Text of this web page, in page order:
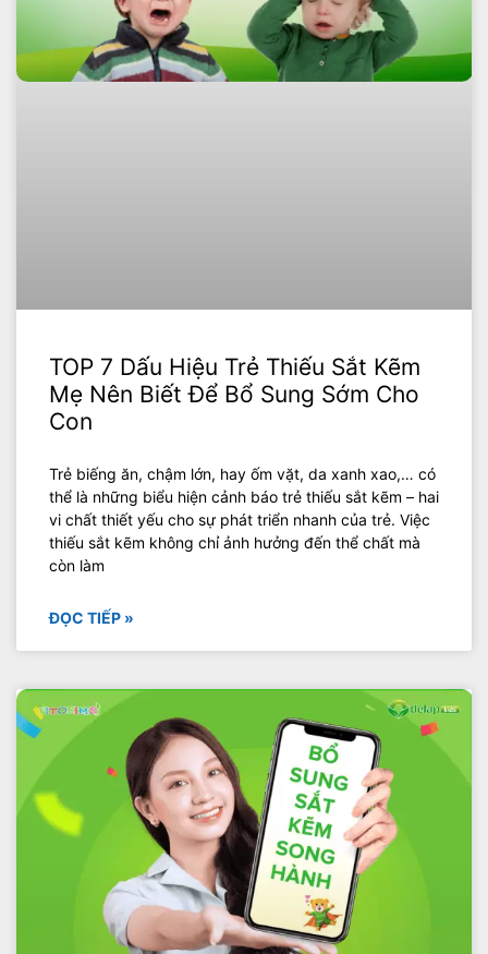
TOP 7 Dấu Hiệu Trẻ Thiếu Sắt Kẽm
Mẹ Nên Biết Để Bổ Sung Sớm Cho
Con
Trẻ biếng ăn, chậm lớn, hay ốm vặt, da xanh xao,… có
thể là những biểu hiện cảnh báo trẻ thiếu sắt kẽm – hai
vi chất thiết yếu cho sự phát triển nhanh của trẻ. Việc
thiếu sắt kẽm không chỉ ảnh hưởng đến thể chất mà
còn làm
ĐỌC TIẾP »